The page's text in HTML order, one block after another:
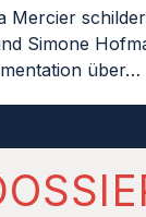
Mercier
Simone
über…